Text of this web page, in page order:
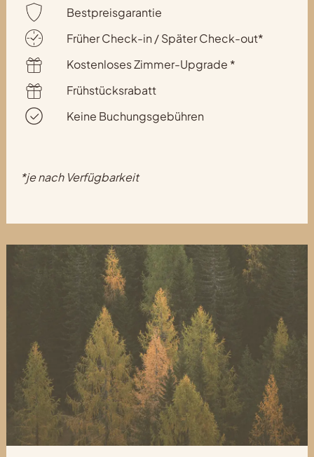
Bestpreisgarantie
Früher Check-in / Später Check-out*
Kostenloses Zimmer-Upgrade *
Frühstücksrabatt
Keine Buchungsgebühren
*je nach Verfügbarkeit